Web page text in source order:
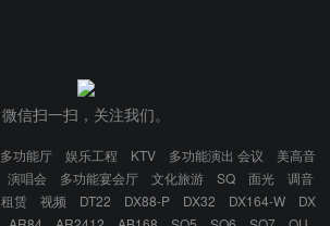
微信扫一扫，关注我们。
多功能厅 娱乐工程 KTV 多功能演出 会议
美高音
演唱会 多功能宴会厅 文化旅游 SQ 面光
调音
租赁 视频 DT22 DX88-P DX32 DX164-W
DX